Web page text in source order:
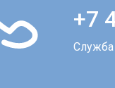
+7
Служба